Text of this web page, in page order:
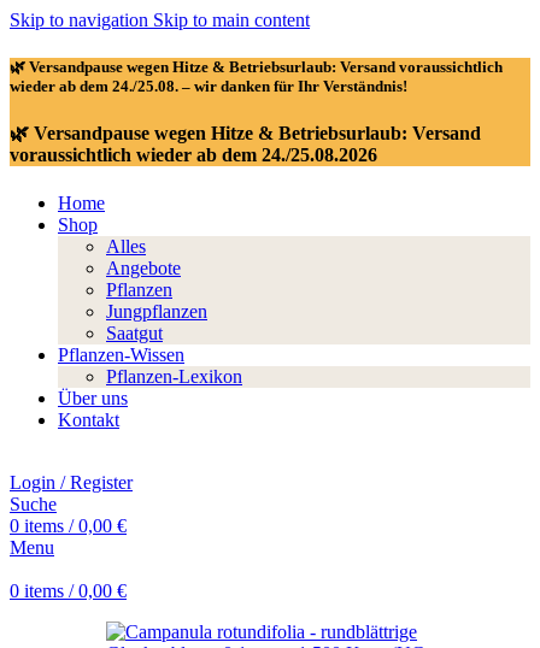
Skip to navigation Skip to main content
🌿 Versandpause wegen Hitze & Betriebsurlaub: Versand voraussichtlich
wieder ab dem 24./25.08. – wir danken für Ihr Verständnis!
🌿 Versandpause wegen Hitze & Betriebsurlaub: Versand
voraussichtlich wieder ab dem 24./25.08.2026
Home
Shop
Alles
Angebote
Pflanzen
Jungpflanzen
Saatgut
Pflanzen-Wissen
Pflanzen-Lexikon
Über uns
Kontakt
Login / Register
Suche
0 items / 0,00 €
Menu
0 items / 0,00 €